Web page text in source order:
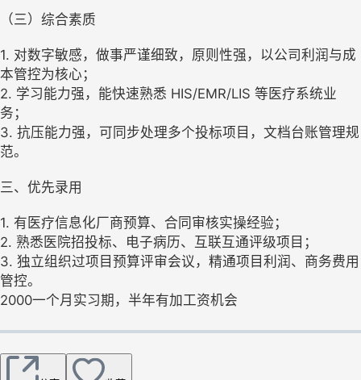
（三）综合素质
1. 对数字敏感，做事严谨细致，原则性强，以公司利润与成
本管控为核心；
2. 学习能力强，能快速熟悉 HIS/EMR/LIS 等医疗系统业
务；
3. 抗压能力强，可同步处理多个投标项目，文档台账管理规
范。
三、优先录用
1. 有医疗信息化厂商预算、合同审核实操经验；
2. 熟悉医院招投标、电子病历、互联互通评级项目；
3. 独立组织过项目预算评审会议，精通项目利润、商务费用
管控。
2000一个月实习期，半年有加工资机会